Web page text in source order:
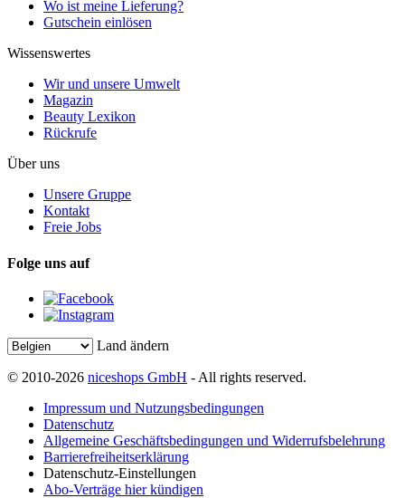
Wo ist meine Lieferung?
Gutschein einlösen
Wissenswertes
Wir und unsere Umwelt
Magazin
Beauty Lexikon
Rückrufe
Über uns
Unsere Gruppe
Kontakt
Freie Jobs
Folge uns auf
Land ändern
© 2010-2026 niceshops GmbH - All rights reserved.
Impressum und Nutzungsbedingungen
Datenschutz
Allgemeine Geschäftsbedingungen und Widerrufsbelehrung
Barrierefreiheitserklärung
Datenschutz-Einstellungen
Abo-Verträge hier kündigen